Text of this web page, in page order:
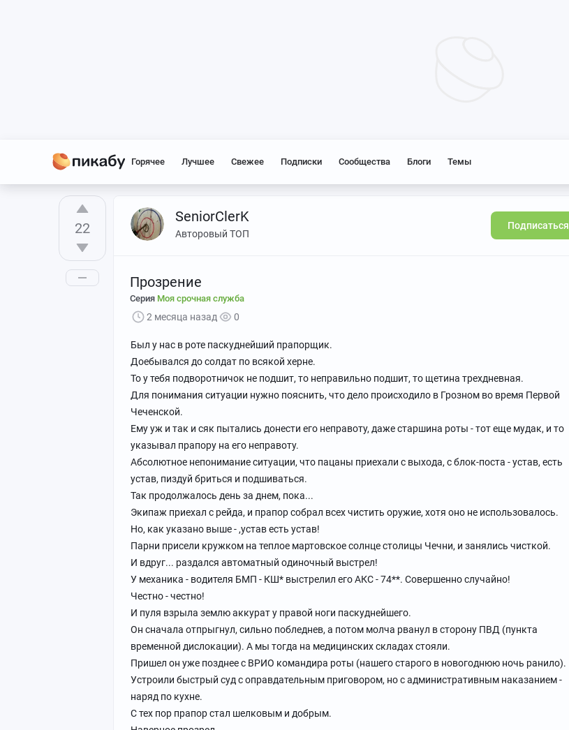
Горячее Лучшее Свежее Подписки Сообщества Блоги Темы
22
SeniorClerK
Авторовый ТОП
Подписаться
Прозрение
Серия Моя срочная служба
2 месяца назад 0
Был у нас в роте паскуднейший прапорщик.
Доебывался до солдат по всякой херне.
То у тебя подворотничок не подшит, то неправильно подшит, то щетина трехдневная.
Для понимания ситуации нужно пояснить, что дело происходило в Грозном во время Первой
Чеченской.
Ему уж и так и сяк пытались донести его неправоту, даже старшина роты - тот еще мудак, и то
указывал прапору на его неправоту.
Абсолютное непонимание ситуации, что пацаны приехали с выхода, с блок-поста - устав, есть
устав, пиздуй бриться и подшиваться.
Так продолжалось день за днем, пока...
Экипаж приехал с рейда, и прапор собрал всех чистить оружие, хотя оно не использовалось.
Но, как указано выше - ,устав есть устав!
Парни присели кружком на теплое мартовское солнце столицы Чечни, и занялись чисткой.
И вдруг... раздался автоматный одиночный выстрел!
У механика - водителя БМП - КШ* выстрелил его АКС - 74**. Совершенно случайно!
Честно - честно!
И пуля взрыла землю аккурат у правой ноги паскуднейшего.
Он сначала отпрыгнул, сильно побледнев, а потом молча рванул в сторону ПВД (пункта
временной дислокации). А мы тогда на медицинских складах стояли.
Пришел он уже позднее с ВРИО командира роты (нашего старого в новогоднюю ночь ранило).
Устроили быстрый суд с оправдательным приговором, но с административным наказанием -
наряд по кухне.
С тех пор прапор стал шелковым и добрым.